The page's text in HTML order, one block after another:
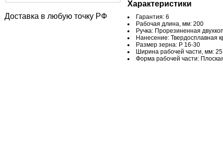
Доставка в любую точку РФ
Характеристики
Гарантия: 6
Рабочая длина, мм: 200
Ручка: Прорезиненная
Нанесение: Твердосплавная
Размер зерна: Р 16-30
Ширина рабочей части, мм: 25
Форма рабочей части: